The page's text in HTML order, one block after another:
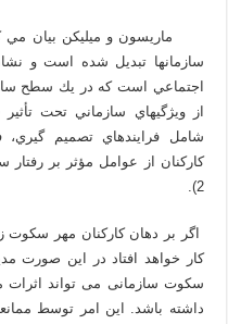
ماريسون و ميليكن بیان مي
سازمان­ها تبديل شده است و
اجتماعي است كه در يك سطح
از ويژگي­هاي سازماني تحت
شامل فرايندهاي تصميم گيري،
كاركنان از عوامل مؤثر بر
2).
اگر بر دهان کارکنان مهر سکوت
کار خواهد افتاد در این صورت
سکوت سازمانی می تواند اثرات
داشته باشد. این امر توسط